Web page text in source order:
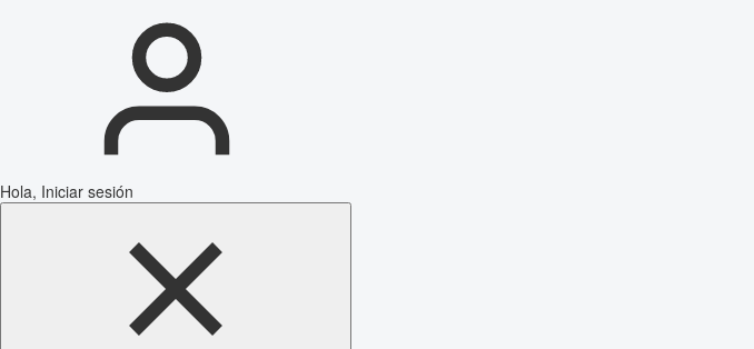
Hola, Iniciar sesión